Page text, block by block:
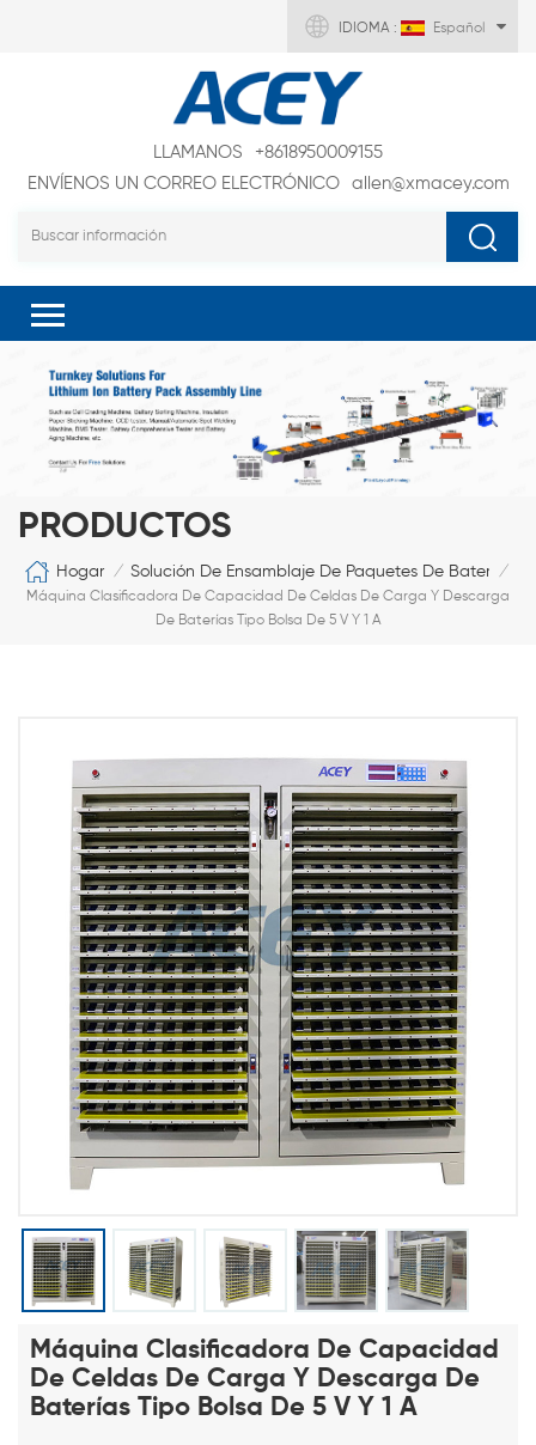
IDIOMA : Español
LLAMANOS
+8618950009155
ENVÍENOS UN CORREO ELECTRÓNICO
allen@xmacey.com
PRODUCTOS
Hogar / Solución De Ensamblaje De Paquetes De Baterías
/
Máquina Clasificadora De Capacidad De Celdas De Carga Y Descarga
De Baterías Tipo Bolsa De 5 V Y 1 A
Máquina Clasificadora De Capacidad
De Celdas De Carga Y Descarga De
Baterías Tipo Bolsa De 5 V Y 1 A